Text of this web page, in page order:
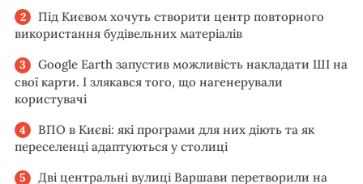
Під Києвом хочуть створити центр повторного
використання будівельних матеріалів
Google Earth запустив можливість накладати ШІ на
свої карти. І злякався того, що нагенерували
користувачі
ВПО в Києві: які програми для них діють та як
переселенці адаптуються у столиці
Дві центральні вулиці Варшави перетворили на